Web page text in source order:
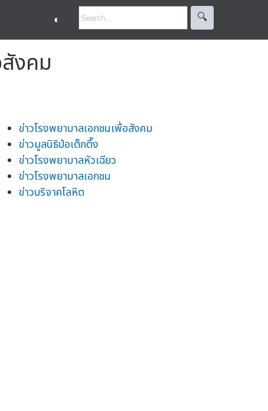
◐ 🔍︎
งคม
ข่าวโรงพยาบาลเอกชนเพื่อสังคม
ข่าวมูลนิธิป่อเต็กตึ๊ง
ข่าวโรงพยาบาลหัวเฉียว
ข่าวโรงพยาบาลเอกชน
ข่าวบริจาคโลหิต